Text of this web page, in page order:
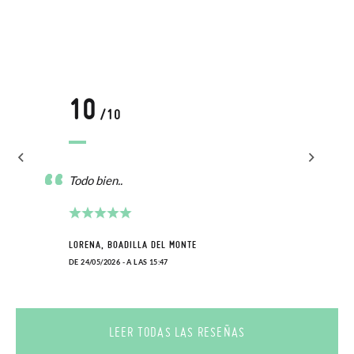
10 /10
Todo bien..
LORENA, BOADILLA DEL MONTE
DE 24/05/2026 - A LAS 15:47
LEER TODAS LAS RESEÑAS